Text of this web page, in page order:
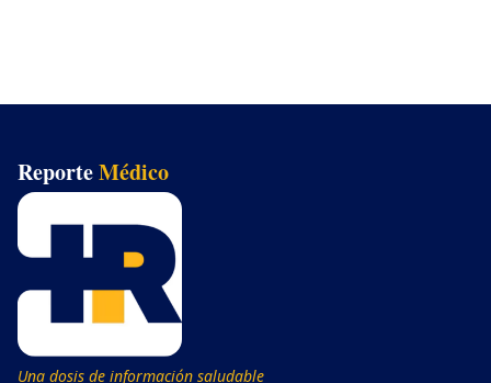
ReporteMédico
Una dosis de información saludable